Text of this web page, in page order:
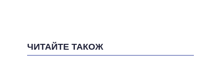
ЧИТАЙТЕ ТАКОЖ